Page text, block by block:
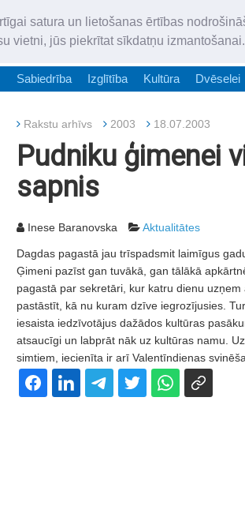
satura un lietošanas ērtības
vietni, jūs piekrītat sīkdatņu izmantošanai.
Sabiedrība Izglītība Kultūra Dvēselei
Rakstu arhīvs 2003 18.07.2003
Pudniku ģimenei
sapnis
Inese Baranovska Aktualitātes
Dagdas pagastā jau trīspadsmit laimīgus
Ģimeni pazīst gan tuvākā, gan tālākā
pagastā par sekretāri, kur katru dienu
pastāstīt, kā nu kuram dzīve iegrozījusies.
iesaista iedzīvotājus dažādos kultūras
atsaucīgi un labprāt nāk uz kultūras namu.
simtiem, iecienīta ir arī Valentīndienas